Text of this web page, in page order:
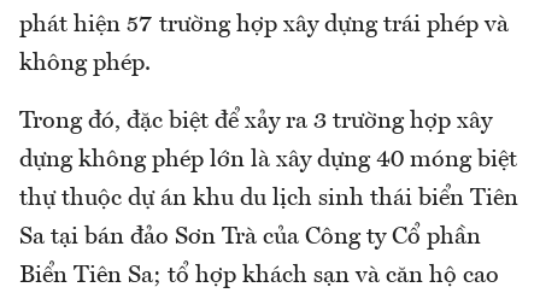
phát hiện 57 trường hợp xây dựng trái phép và
không phép.
Trong đó, đặc biệt để xảy ra 3 trường hợp xây
dựng không phép lớn là xây dựng 40 móng biệt
thự thuộc dự án khu du lịch sinh thái biển Tiên
Sa tại bán đảo Sơn Trà của Công ty Cổ phần
Biển Tiên Sa; tổ hợp khách sạn và căn hộ cao